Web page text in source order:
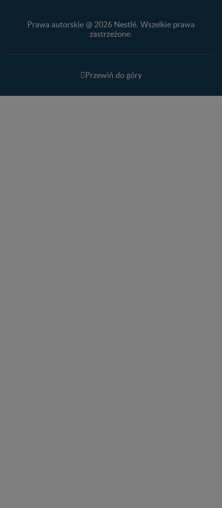
Prawa autorskie @ 2026 Nestlé. Wszelkie prawa
zastrzeżone.
Przewiń do góry